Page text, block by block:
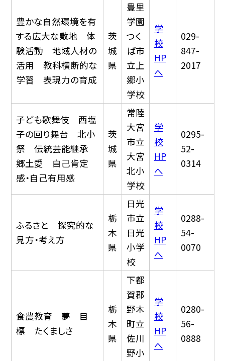
豊かな自然環境を有
する広大な敷地 体
験活動 地域人材の
活用 教科横断的な
学習 表現力の育成
茨
城
県
豊里
学園
つく
ば市
立上
郷小
学校
学
校
HP
へ
029-
847-
2017
子ども歌舞伎 西塩
子の回り舞台 北小
祭 伝統芸能継承
郷土愛 自己肯定
感・自己有用感
茨
城
県
常陸
大宮
市立
大宮
北小
学校
学
校
HP
へ
0295-
52-
0314
ふるさと 探究的な
見方・考え方
栃
木
県
日光
市立
日光
小学
校
学
校
HP
へ
0288-
54-
0070
食農教育 夢 目
標 たくましさ
栃
木
県
下都
賀郡
野木
町立
佐川
野小
学
校
HP
へ
0280-
56-
0888